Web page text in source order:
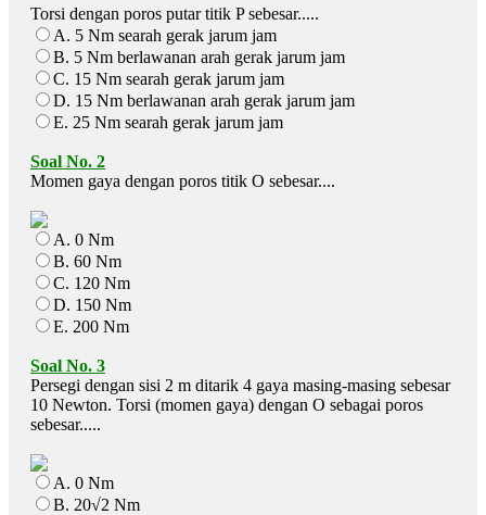
Torsi dengan poros putar titik P sebesar.....
A. 5 Nm searah gerak jarum jam
B. 5 Nm berlawanan arah gerak jarum jam
C. 15 Nm searah gerak jarum jam
D. 15 Nm berlawanan arah gerak jarum jam
E. 25 Nm searah gerak jarum jam
Soal No. 2
Momen gaya dengan poros titik O sebesar....
A. 0 Nm
B. 60 Nm
C. 120 Nm
D. 150 Nm
E. 200 Nm
Soal No. 3
Persegi dengan sisi 2 m ditarik 4 gaya masing-masing sebesar
10 Newton. Torsi (momen gaya) dengan O sebagai poros
sebesar.....
A. 0 Nm
B. 20√2 Nm